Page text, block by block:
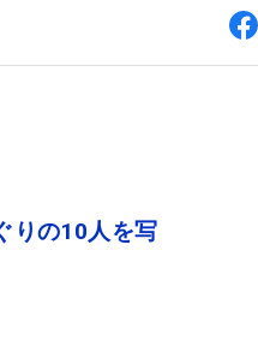
りの10人を写